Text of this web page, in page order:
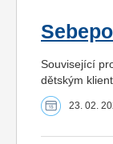
Související
dětským
23. 02.